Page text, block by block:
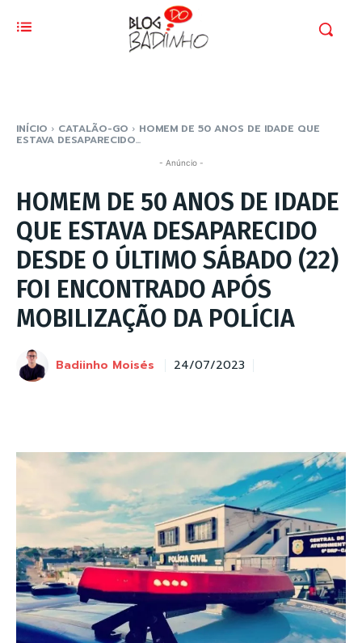
INÍCIO CATALÃO-GO HOMEM DE 50 ANOS DE IDADE QUE
ESTAVA DESAPARECIDO...
- Anúncio -
HOMEM DE 50 ANOS DE IDADE
QUE ESTAVA DESAPARECIDO
DESDE O ÚLTIMO SÁBADO (22)
FOI ENCONTRADO APÓS
MOBILIZAÇÃO DA POLÍCIA
Badiinho Moisés 24/07/2023